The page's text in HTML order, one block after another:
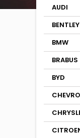
AUDI
BENTLEY
BMW
BRABUS
BYD